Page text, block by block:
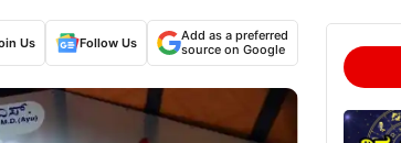
Us Follow Us
Add as a preferred
source on Google